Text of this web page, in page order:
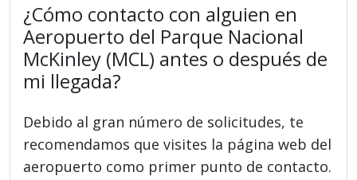
¿Cómo contacto con alguien en
Aeropuerto del Parque Nacional
McKinley (MCL) antes o después de
mi llegada?
Debido al gran número de solicitudes, te
recomendamos que visites la página web del
aeropuerto como primer punto de contacto.